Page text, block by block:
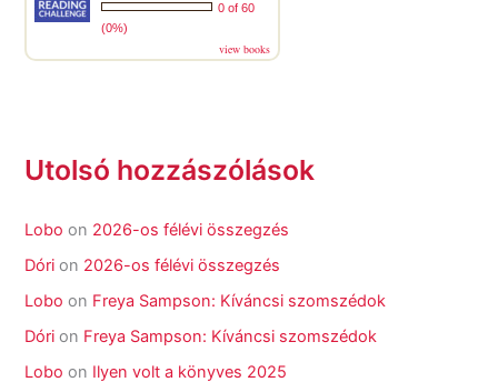
0 of 60
(0%)
view books
Utolsó hozzászólások
Lobo on 2026-os félévi összegzés
Dóri on 2026-os félévi összegzés
Lobo on Freya Sampson: Kíváncsi szomszédok
Dóri on Freya Sampson: Kíváncsi szomszédok
Lobo on Ilyen volt a könyves 2025